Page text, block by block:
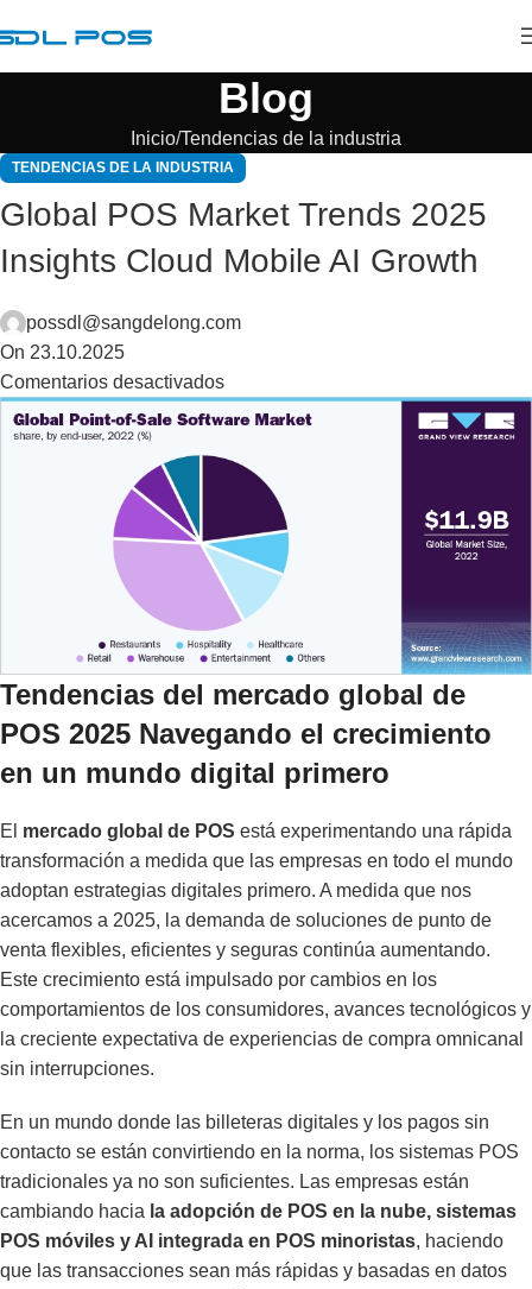
Blog
Inicio Tendencias de la industria
TENDENCIAS DE LA INDUSTRIA
Global POS Market Trends 2025
Insights Cloud Mobile AI Growth
possdl@sangdelong.com
On 23.10.2025
Comentarios desactivados
Tendencias del mercado global de
POS 2025 Navegando el crecimiento
en un mundo digital primero
El mercado global de POS está experimentando una rápida
transformación a medida que las empresas en todo el mundo
adoptan estrategias digitales primero. A medida que nos
acercamos a 2025, la demanda de soluciones de punto de
venta flexibles, eficientes y seguras continúa aumentando.
Este crecimiento está impulsado por cambios en los
comportamientos de los consumidores, avances tecnológicos y
la creciente expectativa de experiencias de compra omnicanal
sin interrupciones.
En un mundo donde las billeteras digitales y los pagos sin
contacto se están convirtiendo en la norma, los sistemas POS
tradicionales ya no son suficientes. Las empresas están
cambiando hacia la adopción de POS en la nube, sistemas
POS móviles y AI integrada en POS minoristas, haciendo
que las transacciones sean más rápidas y basadas en datos